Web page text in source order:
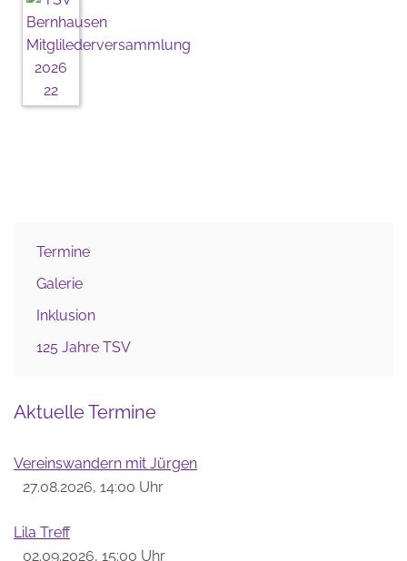
Termine
Galerie
Inklusion
125 Jahre TSV
Aktuelle Termine
Vereinswandern mit Jürgen
27.08.2026, 14:00 Uhr
Lila Treff
02.09.2026, 15:00 Uhr